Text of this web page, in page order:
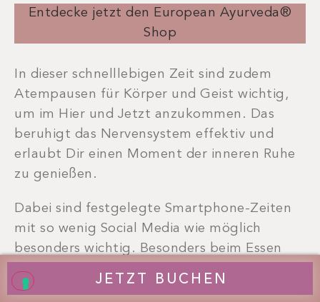
JETZT BUCHEN
Entdecke jetzt den European Ayurveda®
Shop
In dieser schnelllebigen Zeit sind zudem
Atempausen für Körper und Geist wichtig,
um im Hier und Jetzt anzukommen. Das
beruhigt das Nervensystem effektiv und
erlaubt Dir einen Moment der inneren Ruhe
zu genießen.
Dabei sind festgelegte Smartphone-Zeiten
mit so wenig Social Media wie möglich
besonders wichtig. Besonders beim Essen
konzentrierst Du Dich am besten voll und
ganz auf den Moment und vermeidest